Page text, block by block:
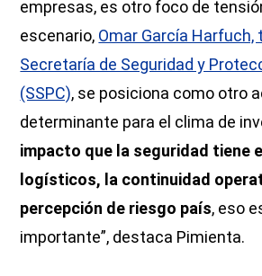
empresas, es otro foco de
escenario, Omar García Harfuch,
Secretaría de Seguridad y
(SSPC), se posiciona como otro
determinante para el clima de
impacto que la seguridad tiene
logísticos, la continuidad
percepción de riesgo país, eso
importante”, destaca Pimienta.